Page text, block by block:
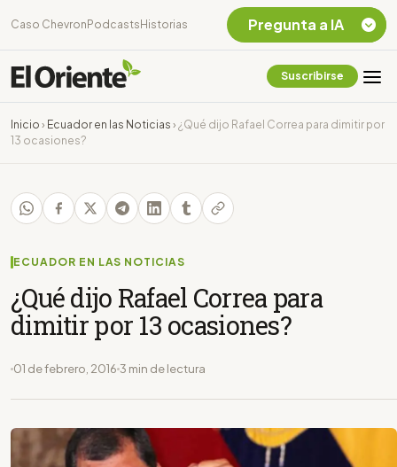
Caso Chevron Podcasts Historias
Suscribirse
Inicio › Ecuador en las Noticias › ¿Qué dijo Rafael Correa para dimitir por
13 ocasiones?
ECUADOR EN LAS NOTICIAS
¿Qué dijo Rafael Correa para
dimitir por 13 ocasiones?
01 de febrero, 2016 3 min de lectura
Pregunta a IA
Chevron Ecuador